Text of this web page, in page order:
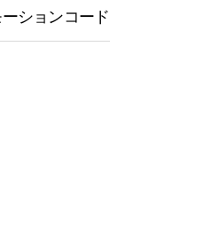
ションコード